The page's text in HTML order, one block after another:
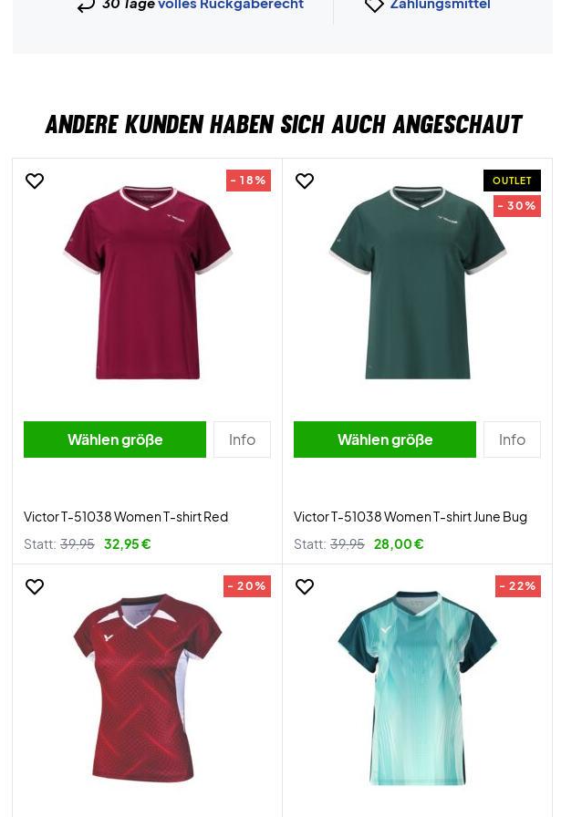
ANDERE KUNDEN HABEN SICH AUCH ANGESCHAUT
- 18%
Wählen größe Info
Victor T-51038 Women T-shirt Red
Statt: 39,95 32,95 €
OUTLET
- 30%
Wählen größe Info
Victor T-51038 Women T-shirt June Bug
Statt: 39,95 28,00 €
- 20% - 22%